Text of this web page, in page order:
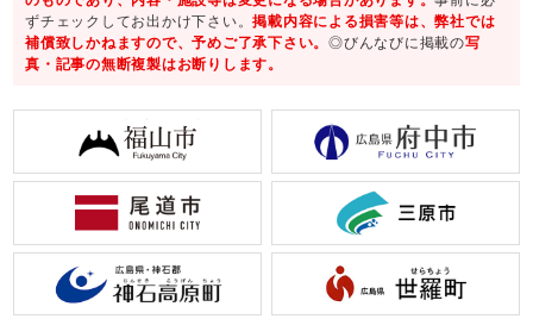
ずチェックしてお出かけ下さい。掲載内容による損害等は、弊社では
補償致しかねますので、予めご了承下さい。◎びんなびに掲載の写
真・記事の無断複製はお断りします。